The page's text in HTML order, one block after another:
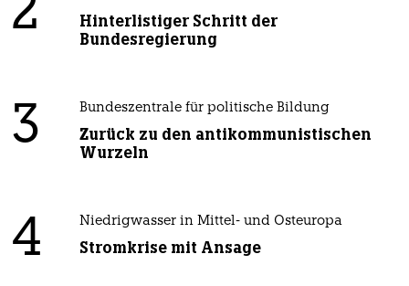
2
Hinterlistiger Schritt der
Bundesregierung
3 Bundeszentrale für politische Bildung
Zurück zu den antikommunistischen
Wurzeln
4 Niedrigwasser in Mittel- und Osteuropa
Stromkrise mit Ansage